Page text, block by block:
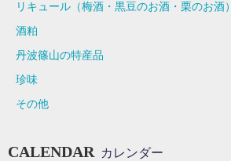
リキュール（梅酒・黒豆のお酒・栗のお酒）
酒粕
丹波篠山の特産品
珍味
その他
CALENDAR カレンダー